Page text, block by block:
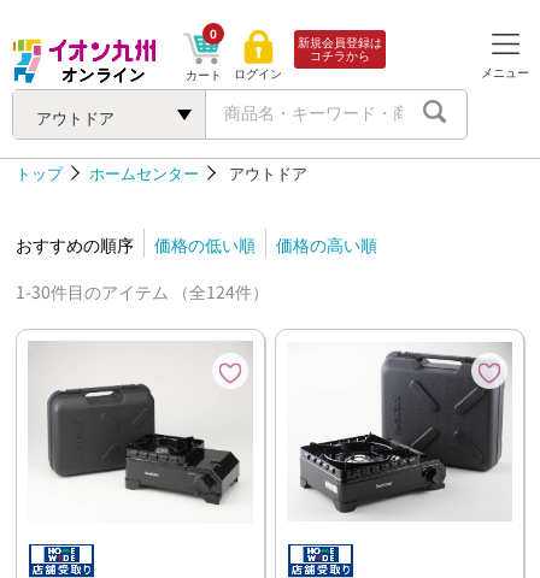
アウトドア
カート
0
ログイン
新規会員登録は
コチラから
メニュー
トップ ホームセンター アウトドア
おすすめの順序 価格の低い順
価格の高い順
1-30件目のアイテム （全124件）